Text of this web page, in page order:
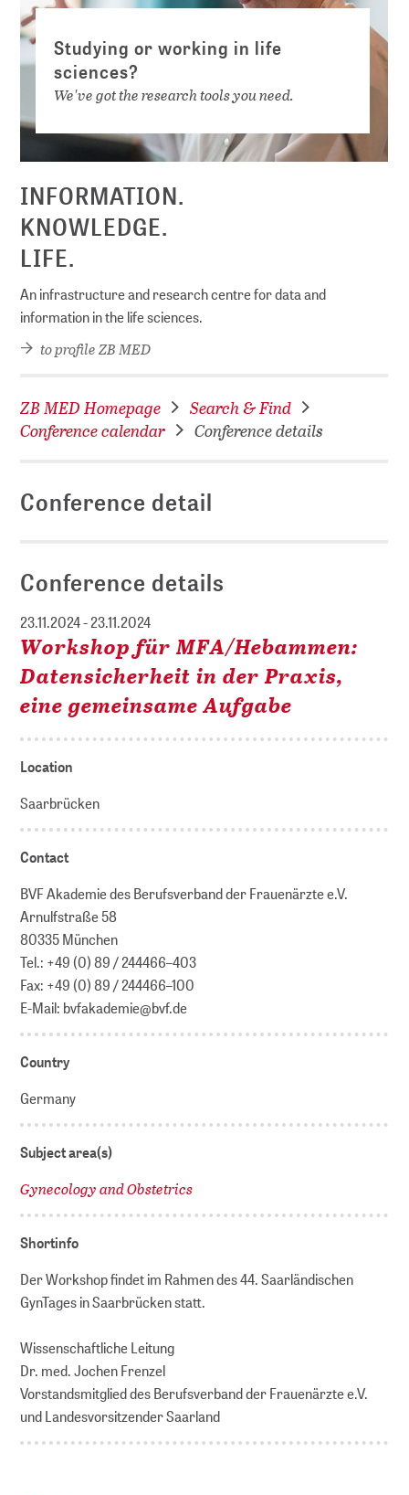
Studying or working in life
sciences?
We've got the research tools you need.
INFORMATION.
KNOWLEDGE.
LIFE.
An infrastructure and research centre for data and
information in the life sciences.
to profile ZB MED
ZB MED Homepage
Search & Find
Conference calendar
Conference details
Conference detail
Conference details
23.11.2024 - 23.11.2024
Workshop für MFA/Hebammen:
Datensicherheit in der Praxis,
eine gemeinsame Aufgabe
Location
Saarbrücken
Contact
BVF Akademie des Berufsverband der Frauenärzte e.V.
Arnulfstraße 58
80335 München
Tel.: +49 (0) 89 / 244466–403
Fax: +49 (0) 89 / 244466–100
E-Mail: bvfakademie@bvf.de
Country
Germany
Subject area(s)
Gynecology and Obstetrics
Shortinfo
Der Workshop findet im Rahmen des 44. Saarländischen
GynTages in Saarbrücken statt.
Wissenschaftliche Leitung
Dr. med. Jochen Frenzel
Vorstandsmitglied des Berufsverband der Frauenärzte e.V.
und Landesvorsitzender Saarland